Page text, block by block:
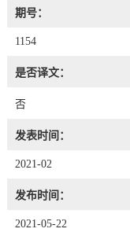
期号：
1154
是否译文：
否
发表时间：
2021-02
发布时间：
2021-05-22